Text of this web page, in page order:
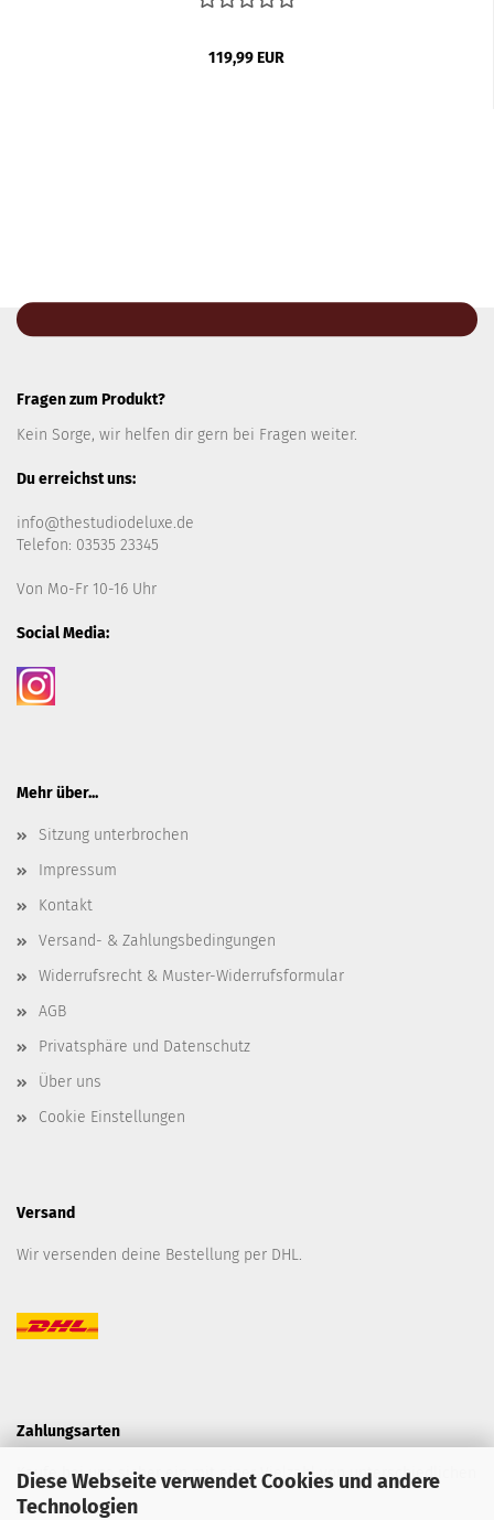
Diese Webseite verwendet Cookies und andere
Technologien
119,99 EUR
Fragen zum Produkt?
Kein Sorge, wir helfen dir gern bei Fragen weiter.
Du erreichst uns:
info@thestudiodeluxe.de
Telefon: 03535 23345
Von Mo-Fr 10-16 Uhr
Social Media:
Mehr über...
Sitzung unterbrochen
Impressum
Kontakt
Versand- & Zahlungsbedingungen
Widerrufsrecht & Muster-Widerrufsformular
AGB
Privatsphäre und Datenschutz
Über uns
Cookie Einstellungen
Versand
Wir versenden deine Bestellung per DHL.
Zahlungsarten
Kaufe bei uns sicher ein mit einer Vielzahl von unterschiedlichen
Zahlungsarten.